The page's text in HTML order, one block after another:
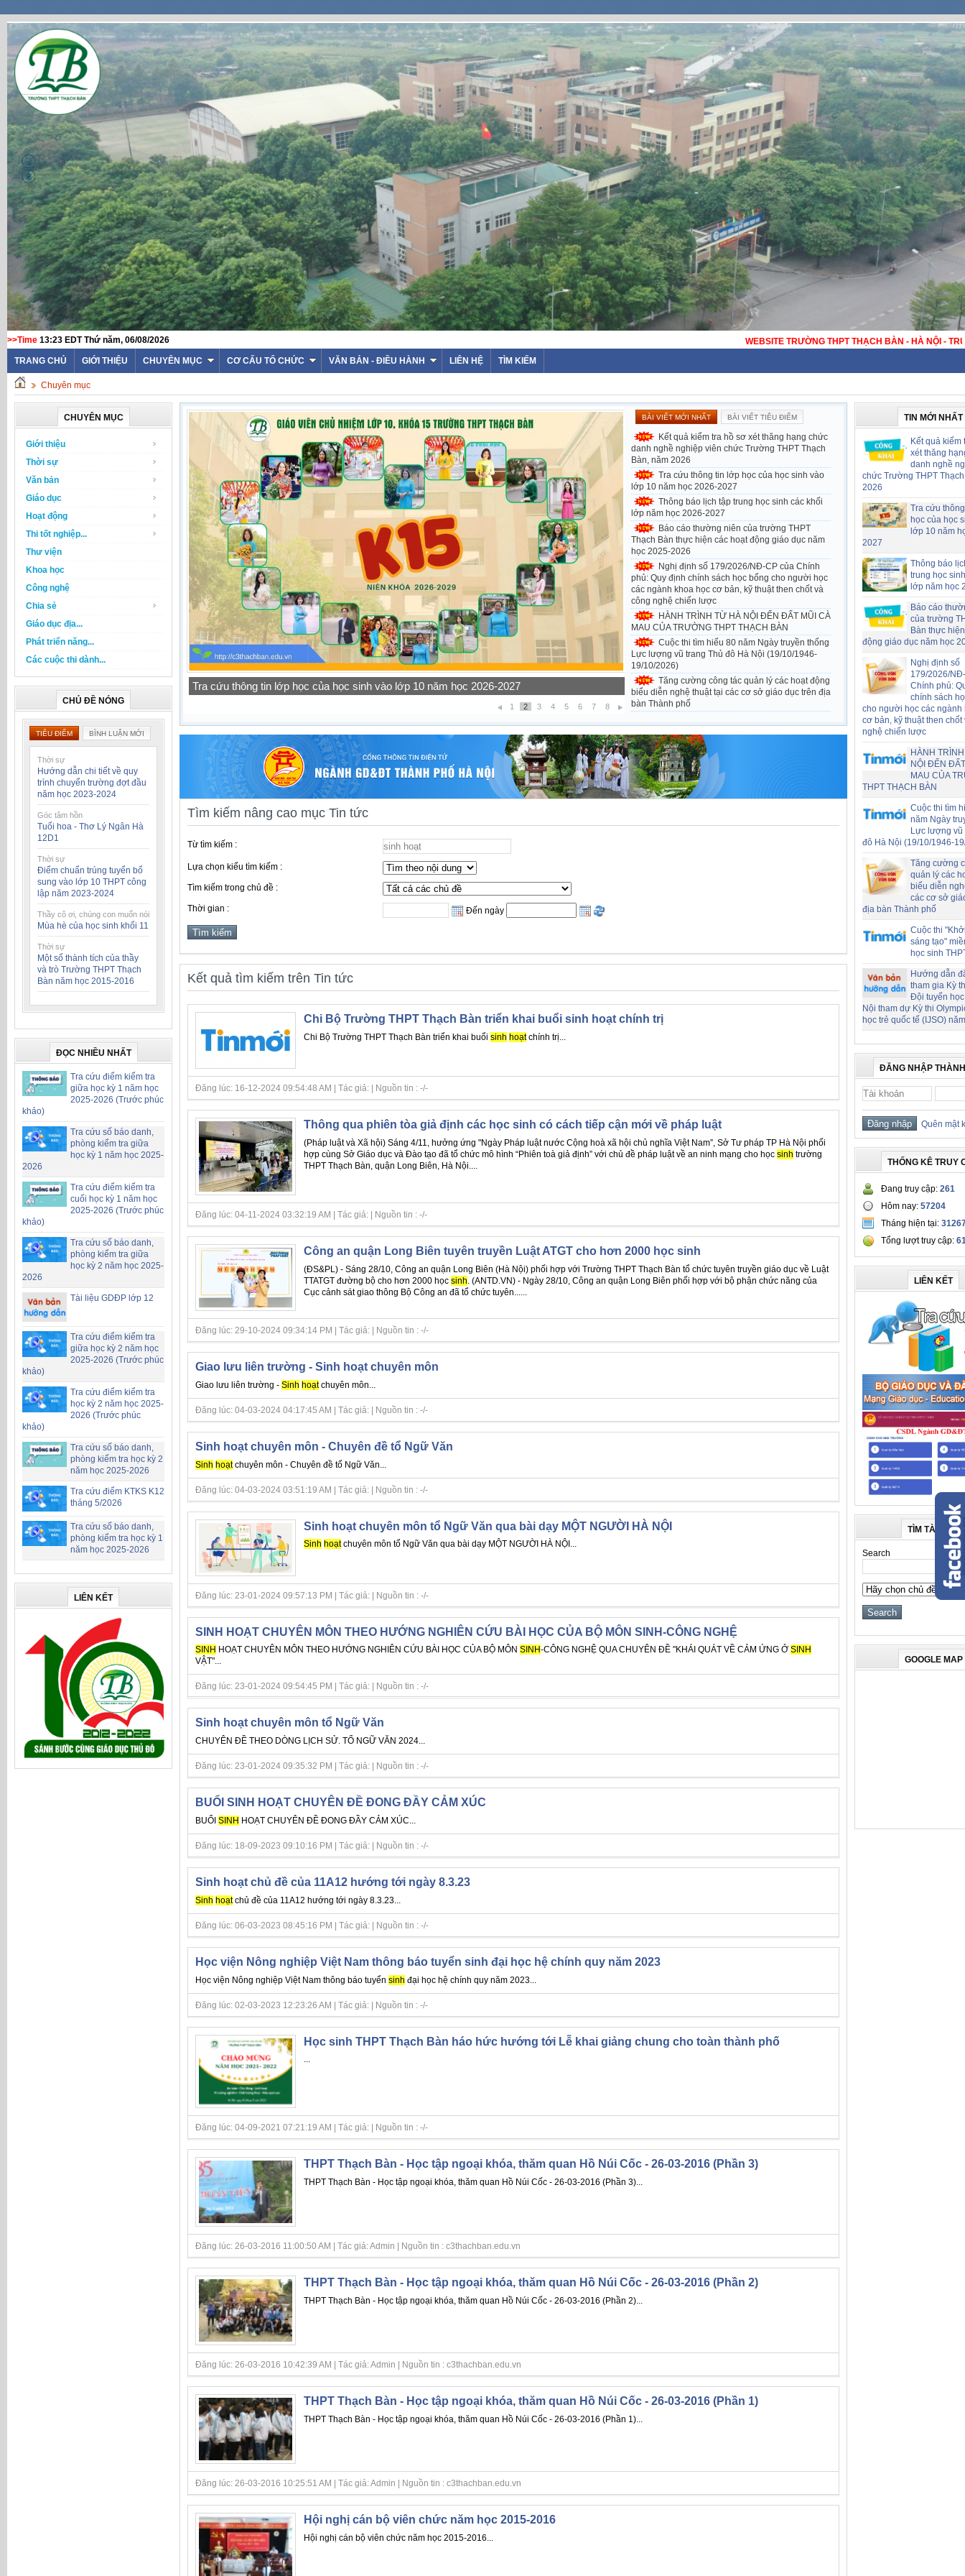
>>Time 13:23 EDT Thứ năm, 06/08/2026
WEBSITE TRƯỜNG THPT THẠCH BÀN - HÀ NỘI - TRƯỜNG THPT CÔNG LẬP ĐẠT CHUẨN
TRANG CHỦ
GIỚI THIỆU CHUYÊN MỤC CƠ CẤU TỔ CHỨC VĂN BẢN - ĐIỀU HÀNH LIÊN HỆ TÌM KIẾM
Chuyên mục
CHUYÊN MỤC
Giới thiệu
Thời sự
Văn bản
Giáo dục
Hoạt động
Thi tốt nghiệp...
Thư viện
Khoa học
Công nghệ
Chia sẻ
Giáo dục địa...
Phát triển năng...
Các cuộc thi dành...
CHỦ ĐỀ NÓNG
TIÊU ĐIỂM BÌNH LUẬN MỚI
Thời sự
Hướng dẫn chi tiết về quy
trình chuyển trường đợt đầu
năm học 2023-2024
Góc tâm hồn
Tuổi hoa - Thơ Lý Ngân Hà
12D1
Thời sự
Điểm chuẩn trúng tuyển bổ
sung vào lớp 10 THPT công
lập năm 2023-2024
Thầy cô ơi, chúng con muốn nói
Mùa hè của học sinh khối 11
Thời sự
Một số thành tích của thầy
và trò Trường THPT Thạch
Bàn năm học 2015-2016
ĐỌC NHIỀU NHẤT
Tra cứu điểm kiểm tra
giữa học kỳ 1 năm học
2025-2026 (Trước phúc
khảo)
Tra cứu số báo danh,
phòng kiểm tra giữa
học kỳ 1 năm học 2025-
2026
Tra cứu điểm kiểm tra
cuối học kỳ 1 năm học
2025-2026 (Trước phúc
khảo)
Tra cứu số báo danh,
phòng kiểm tra giữa
học kỳ 2 năm học 2025-
2026
Tài liệu GDĐP lớp 12
Tra cứu điểm kiểm tra
giữa học kỳ 2 năm học
2025-2026 (Trước phúc
khảo)
Tra cứu điểm kiểm tra
học kỳ 2 năm học 2025-
2026 (Trước phúc
khảo)
Tra cứu số báo danh,
phòng kiểm tra học kỳ 2
năm học 2025-2026
Tra cứu điểm KTKS K12
tháng 5/2026
Tra cứu số báo danh,
phòng kiểm tra học kỳ 1
năm học 2025-2026
LIÊN KẾT
Thông báo lịch tập trung học sinh các khối lớp năm học 2026-2027
1 2 3 4 5 6 7 8
BÀI VIẾT MỚI NHẤT BÀI VIẾT TIÊU ĐIỂM
Kết quả kiểm tra hồ sơ xét thăng hạng chức
danh nghề nghiệp viên chức Trường THPT Thạch
Bàn, năm 2026
Tra cứu thông tin lớp học của học sinh vào
lớp 10 năm học 2026-2027
Thông báo lịch tập trung học sinh các khối
lớp năm học 2026-2027
Báo cáo thường niên của trường THPT
Thạch Bàn thực hiện các hoạt động giáo dục năm
học 2025-2026
Nghị định số 179/2026/NĐ-CP của Chính
phủ: Quy định chính sách học bổng cho người học
các ngành khoa học cơ bản, kỹ thuật then chốt và
công nghệ chiến lược
HÀNH TRÌNH TỪ HÀ NỘI ĐẾN ĐẤT MŨI CÀ
MAU CỦA TRƯỜNG THPT THẠCH BÀN
Cuộc thi tìm hiểu 80 năm Ngày truyền thống
Lực lượng vũ trang Thủ đô Hà Nội (19/10/1946-
19/10/2026)
Tăng cường công tác quản lý các hoạt động
biểu diễn nghệ thuật tại các cơ sở giáo dục trên địa
bàn Thành phố
Tìm kiếm nâng cao mục Tin tức
Từ tìm kiếm :
Lựa chọn kiểu tìm kiếm :
Tìm kiếm trong chủ đề :
Thời gian : Đến ngày
Kết quả tìm kiếm trên Tin tức
Chi Bộ Trường THPT Thạch Bàn triển khai buổi sinh hoạt chính trị
Chi Bộ Trường THPT Thạch Bàn triển khai buổi sinh hoạtchính trị...
Đăng lúc: 16-12-2024 09:54:48 AM | Tác giả: | Nguồn tin : -/-
Thông qua phiên tòa giả định các học sinh có cách tiếp cận mới về pháp luật
(Pháp luật và Xã hội) Sáng 4/11, hưởng ứng "Ngày Pháp luật nước Cộng hoà xã hội chủ nghĩa Việt Nam”, Sở Tư pháp TP Hà Nội phối
hợp cùng Sở Giáo dục và Đào tạo đã tổ chức mô hình “Phiên toà giả định” với chủ đề pháp luật về an ninh mạng cho học sinh trường
THPT Thạch Bàn, quận Long Biên, Hà Nội....
Đăng lúc: 04-11-2024 03:32:19 AM | Tác giả: | Nguồn tin : -/-
Công an quận Long Biên tuyên truyền Luật ATGT cho hơn 2000 học sinh
(ĐS&PL) - Sáng 28/10, Công an quận Long Biên (Hà Nội) phối hợp với Trường THPT Thạch Bàn tổ chức tuyên truyền giáo dục về Luật
TTATGT đường bộ cho hơn 2000 học sinh . (ANTD.VN) - Ngày 28/10, Công an quận Long Biên phối hợp với bộ phận chức năng của
Cục cảnh sát giao thông Bộ Công an đã tổ chức tuyên......
Đăng lúc: 29-10-2024 09:34:14 PM | Tác giả: | Nguồn tin : -/-
Giao lưu liên trường - Sinh hoạt chuyên môn
Giao lưu liên trường - Sinh hoạtchuyên môn...
Đăng lúc: 04-03-2024 04:17:45 AM | Tác giả: | Nguồn tin : -/-
Sinh hoạt chuyên môn - Chuyên đề tổ Ngữ Văn
Sinh hoạtchuyên môn - Chuyên đề tổ Ngữ Văn...
Đăng lúc: 04-03-2024 03:51:19 AM | Tác giả: | Nguồn tin : -/-
Sinh hoạt chuyên môn tổ Ngữ Văn qua bài dạy MỘT NGƯỜI HÀ NỘI
Sinh hoạtchuyên môn tổ Ngữ Văn qua bài dạy MỘT NGƯỜI HÀ NỘI...
Đăng lúc: 23-01-2024 09:57:13 PM | Tác giả: | Nguồn tin : -/-
SINH HOẠT CHUYÊN MÔN THEO HƯỚNG NGHIÊN CỨU BÀI HỌC CỦA BỘ MÔN SINH-CÔNG NGHỆ
SINH HOẠT CHUYÊN MÔN THEO HƯỚNG NGHIÊN CỨU BÀI HỌC CỦA BỘ MÔN SINH-CÔNG NGHỆ QUA CHUYÊN ĐỀ "KHÁI QUÁT VỀ CẢM ỨNG Ở SINH
VẬT"...
Đăng lúc: 23-01-2024 09:54:45 PM | Tác giả: | Nguồn tin : -/-
Sinh hoạt chuyên môn tổ Ngữ Văn
CHUYÊN ĐỀ THEO DÒNG LỊCH SỬ. TỔ NGỮ VĂN 2024...
Đăng lúc: 23-01-2024 09:35:32 PM | Tác giả: | Nguồn tin : -/-
BUỔI SINH HOẠT CHUYÊN ĐỀ ĐONG ĐẦY CẢM XÚC
BUỔI SINH HOẠT CHUYÊN ĐỀ ĐONG ĐẦY CẢM XÚC...
Đăng lúc: 18-09-2023 09:10:16 PM | Tác giả: | Nguồn tin : -/-
Sinh hoạt chủ đề của 11A12 hướng tới ngày 8.3.23
Sinh hoạtchủ đề của 11A12 hướng tới ngày 8.3.23...
Đăng lúc: 06-03-2023 08:45:16 PM | Tác giả: | Nguồn tin : -/-
Học viện Nông nghiệp Việt Nam thông báo tuyển sinh đại học hệ chính quy năm 2023
Học viện Nông nghiệp Việt Nam thông báo tuyển sinh đại học hệ chính quy năm 2023...
Đăng lúc: 02-03-2023 12:23:26 AM | Tác giả: | Nguồn tin : -/-
Học sinh THPT Thạch Bàn háo hức hướng tới Lễ khai giảng chung cho toàn thành phố
...
Đăng lúc: 04-09-2021 07:21:19 AM | Tác giả: | Nguồn tin : -/-
THPT Thạch Bàn - Học tập ngoại khóa, thăm quan Hồ Núi Cốc - 26-03-2016 (Phần 3)
THPT Thạch Bàn - Học tập ngoại khóa, thăm quan Hồ Núi Cốc - 26-03-2016 (Phần 3)...
Đăng lúc: 26-03-2016 11:00:50 AM | Tác giả: Admin | Nguồn tin : c3thachban.edu.vn
THPT Thạch Bàn - Học tập ngoại khóa, thăm quan Hồ Núi Cốc - 26-03-2016 (Phần 2)
THPT Thạch Bàn - Học tập ngoại khóa, thăm quan Hồ Núi Cốc - 26-03-2016 (Phần 2)...
Đăng lúc: 26-03-2016 10:42:39 AM | Tác giả: Admin | Nguồn tin : c3thachban.edu.vn
THPT Thạch Bàn - Học tập ngoại khóa, thăm quan Hồ Núi Cốc - 26-03-2016 (Phần 1)
THPT Thạch Bàn - Học tập ngoại khóa, thăm quan Hồ Núi Cốc - 26-03-2016 (Phần 1)...
Đăng lúc: 26-03-2016 10:25:51 AM | Tác giả: Admin | Nguồn tin : c3thachban.edu.vn
Hội nghị cán bộ viên chức năm học 2015-2016
Hội nghị cán bộ viên chức năm học 2015-2016...
TIN MỚI NHẤT
Kết quả kiểm
xét thăng
danh nghề
chức Trường THPT
2026
Tra cứu
học của học
lớp 10 năm
2027
Thông báo
trung học
lớp năm học
Báo cáo
của trường
Bàn thực
động giáo dục năm học
Nghị định số
179/2026/
Chính phủ:
chính sách
cho người học các ngành
cơ bản, kỹ thuật then chốt
nghệ chiến lược
HÀNH
NỘI ĐẾN
MAU CỦA
THPT THẠCH BÀN
Cuộc thi tìm
năm Ngày
Lực lượng vũ
đô Hà Nội (19/10/1946-
Tăng cường
quản lý các
biểu diễn
các cơ sở
địa bàn Thành phố
Cuộc thi
sáng tạo"
học sinh
Hướng dẫn
tham gia Kỳ
Đội tuyển
Nội tham dự Kỳ thi
học trẻ quốc tế (IJSO)
ĐĂNG NHẬP
Quên mật
THỐNG KÊ TRUY
Đang truy cập: 261
Hôm nay: 57204
Tháng hiện tại:
Tổng lượt truy cập:
LIÊN KẾT
TÌM TÀI LIỆU
Search
GOOGLE MAP